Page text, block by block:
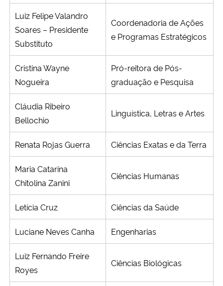
Luiz Felipe Valandro
Soares – Presidente
Substituto
Coordenadoria de Ações
e Programas Estratégicos
Cristina Wayne
Nogueira
Pró-reitora de Pós-
graduação e Pesquisa
Cláudia Ribeiro
Bellochio
Linguística, Letras e Artes
Renata Rojas Guerra Ciências Exatas e da Terra
Maria Catarina
Chitolina Zanini
Ciências Humanas
Letícia Cruz Ciências da Saúde
Luciane Neves Canha Engenharias
Luiz Fernando Freire
Royes
Ciências Biológicas